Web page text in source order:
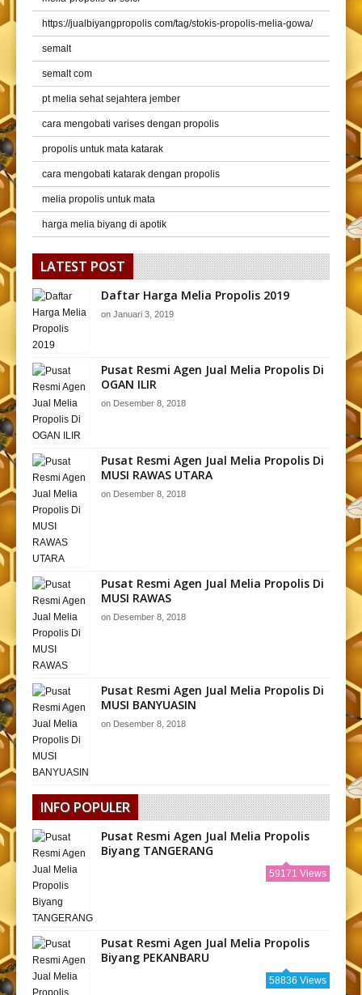
https://jualbiyangpropolis com/tag/stokis-propolis-melia-gowa/
semalt
semalt com
pt melia sehat sejahtera jember
cara mengobati varises dengan propolis
propolis untuk mata katarak
cara mengobati katarak dengan propolis
melia propolis untuk mata
harga melia biyang di apotik
LATEST POST
Daftar Harga Melia Propolis 2019
on Januari 3, 2019
Pusat Resmi Agen Jual Melia Propolis Di
OGAN ILIR
on Desember 8, 2018
Pusat Resmi Agen Jual Melia Propolis Di
MUSI RAWAS UTARA
on Desember 8, 2018
Pusat Resmi Agen Jual Melia Propolis Di
MUSI RAWAS
on Desember 8, 2018
Pusat Resmi Agen Jual Melia Propolis Di
MUSI BANYUASIN
on Desember 8, 2018
INFO POPULER
Pusat Resmi Agen Jual Melia Propolis
Biyang TANGERANG
59171 Views
Pusat Resmi Agen Jual Melia Propolis
Biyang PEKANBARU
58836 Views